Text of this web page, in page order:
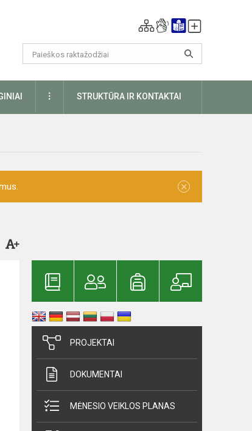
DAUGIAUSTRUKTŪRA IR KONTAKTAI
×
PROJEKTAI
DOKUMENTAI
MĖNESIO VEIKLOS PLANAS